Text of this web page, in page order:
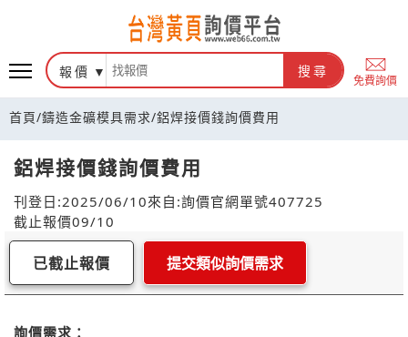
報價 搜尋
免費詢價
首頁/鑄造金礦模具需求/鋁焊接價錢詢價費用
鋁焊接價錢詢價費用
刊登日:2025/06/10來自:詢價官網單號407725
截止報價09/10
已截止報價 提交類似詢價需求
詢價需求：